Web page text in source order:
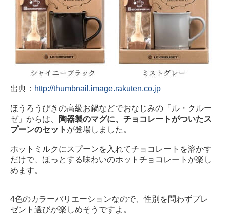
出典： http://thumbnail.image.rakuten.co.jp
ほうろうびきの高級お鍋などでおなじみの「ル・クルー
ゼ」からは、
陶器製のマグに、チョコレートがついたス
プーンのセット が登場しました。
ホットミルクにスプーンを入れてチョコレートを溶かす
だけで、ほっとする味わいのホットチョコレートが楽し
めます。
4色のカラーバリエーションなので、性別を問わずプレ
ゼント選びが楽しめそうですよ。